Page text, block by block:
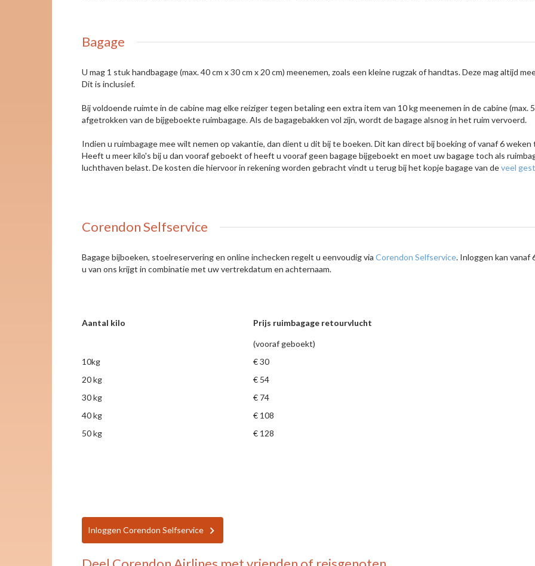
Bagage
U mag 1 stuk handbagage (max. 40 cm x 30 cm x 20 cm) meenemen, zoals een kleine rugzak of handtas. Deze mag altijd
Dit is inclusief.
Bij voldoende ruimte in de cabine mag elke reiziger tegen betaling een extra item van 10 kg meenemen in de cabine (max.
afgetrokken van de bijgeboekte ruimbagage. Als de bagagebakken vol zijn, wordt de bagage alsnog in het ruim vervoerd.
Indien u ruimbagage mee wilt nemen op vakantie, dan dient u dit bij te boeken. Dit kan direct bij boeking of vanaf 6
Heeft u meer kilo's bij u dan vooraf geboekt of heeft u vooraf geen bagage bijgeboekt en moet uw bagage toch als
luchthaven belast. De kosten die hiervoor in rekening worden gebracht vindt u terug bij het kopje bagage van deveel
Corendon Selfservice
Bagage bijboeken, stoelreservering en online inchecken regelt u eenvoudig via Corendon Selfservice. Inloggen kan vanaf
u van ons krijgt in combinatie met uw vertrekdatum en achternaam.
Aantal kilo Prijs ruimbagage retourvlucht
(vooraf geboekt)
10kg
€ 30
20 kg
€ 54
30 kg
€ 74
40 kg
€ 108
50 kg
€ 128
Inloggen Corendon Selfservice